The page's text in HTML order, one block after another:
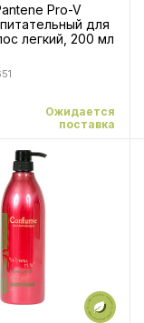
Pro-V
для
легкий, 200 мл
Ожидается
поставка